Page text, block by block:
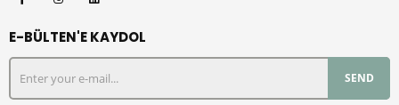
E-BÜLTEN'E KAYDOL
SEND